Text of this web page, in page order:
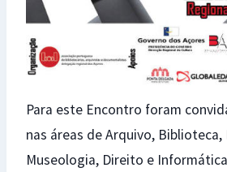
Para este Encontro foram
nas áreas de Arquivo,
Museologia, Direito e